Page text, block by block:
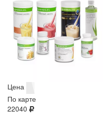
Цена
По карте
22040